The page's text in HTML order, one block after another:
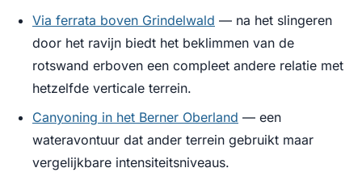
Via ferrata boven Grindelwald — na het slingeren
door het ravijn biedt het beklimmen van de
rotswand erboven een compleet andere relatie met
hetzelfde verticale terrein.
Canyoning in het Berner Oberland — een
wateravontuur dat ander terrein gebruikt maar
vergelijkbare intensiteitsniveaus.